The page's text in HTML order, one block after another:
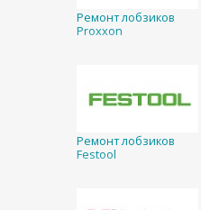
Ремонт лобзиков
Proxxon
Ремонт лобзиков
Festool